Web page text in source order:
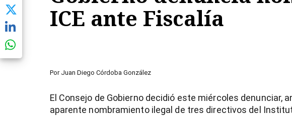
ICE ante Fiscalía
Por Juan Diego Córdoba González
El Consejo de Gobierno decidió este miércoles denunciar,
aparente nombramiento ilegal de tres directivos del